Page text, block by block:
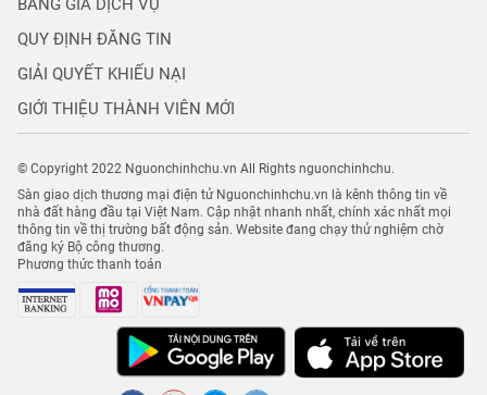
QUY ĐỊNH ĐĂNG TIN
GIẢI QUYẾT KHIẾU NẠI
GIỚI THIỆU THÀNH VIÊN MỚI
© Copyright 2022 Nguonchinhchu.vn All Rights nguonchinhchu.
Sàn giao dịch thương mại điện tử Nguonchinhchu.vn là kênh thông tin về
nhà đất hàng đầu tại Việt Nam. Cập nhật nhanh nhất, chính xác nhất mọi
thông tin về thị trường bất động sản. Website đang chạy thử nghiệm chờ
đăng ký Bộ công thương.
Phương thức thanh toán